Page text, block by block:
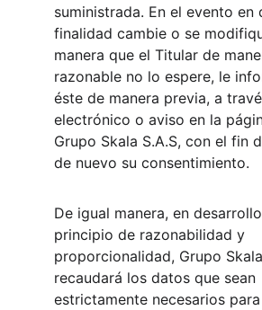
suministrada. En el evento en
finalidad cambie o se
manera que el Titular de
razonable no lo espere, le
éste de manera previa, a
electrónico o aviso en la
Grupo Skala S.A.S, con el fin
de nuevo su consentimiento.
De igual manera, en
principio de razonabilidad y
proporcionalidad, Grupo
recaudará los datos que sean
estrictamente necesarios